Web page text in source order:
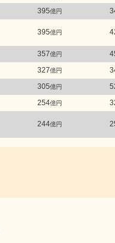
395億円
395億円
357億円
327億円
305億円
254億円
244億円